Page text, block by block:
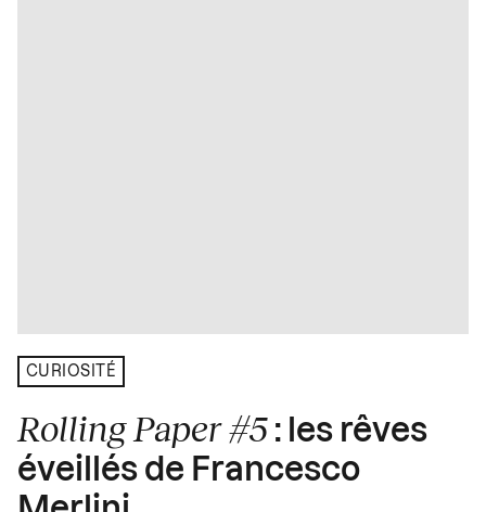
CURIOSITÉ
Rolling Paper #5 : les rêves
éveillés de Francesco